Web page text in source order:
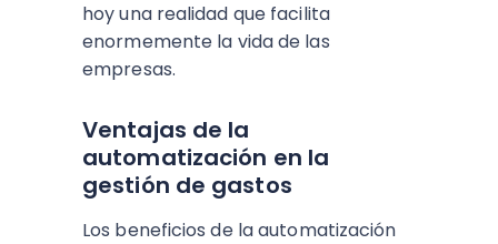
hoy una realidad que facilita
enormemente la vida de las
empresas.
Ventajas de la
automatización en la
gestión de gastos
Los beneficios de la automatización